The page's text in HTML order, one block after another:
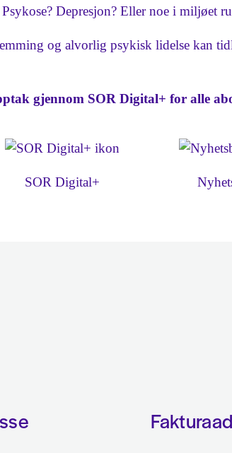
Depresjon? Eller noe i miljøet
og alvorlig psykisk lidelse kan
gjennom SOR Digital+ for alle
SOR Digital+